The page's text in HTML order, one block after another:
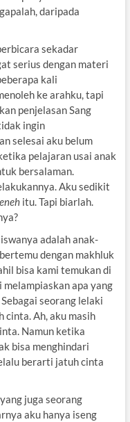
daripada
sekadar
serius dengan materi
kali
ke arahku, tapi
penjelasan Sang
ingin
selesai aku belum
pelajaran usai anak
bersalaman.
Aku sedikit
itu. Tapi biarlah.
adalah anak-
dengan makhluk
bisa kami temukan di
apa yang
seorang lelaki
cinta. Ah, aku masih
Namun ketika
bisa menghindari
berarti jatuh cinta
juga seorang
aku hanya iseng